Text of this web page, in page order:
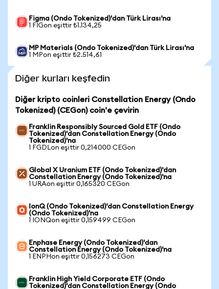
Figma (Ondo Tokenized)'dan Türk Lirası'na
1 FIGon eşittir ₺1.134,25
MP Materials (Ondo Tokenized)'dan Türk Lirası'na
1 MPon eşittir ₺2.514,61
Diğer kurları keşfedin
Diğer kripto coinleri Constellation Energy (Ondo
Tokenized) (CEGon) coin'e çevirin
Franklin Responsibly Sourced Gold ETF (Ondo
Tokenized)'dan Constellation Energy (Ondo
Tokenized)'na
1 FGDLon eşittir 0,214000 CEGon
Global X Uranium ETF (Ondo Tokenized)'dan
Constellation Energy (Ondo Tokenized)'na
1 URAon eşittir 0,165320 CEGon
IonQ (Ondo Tokenized)'dan Constellation Energy
(Ondo Tokenized)'na
1 IONQon eşittir 0,159499 CEGon
Enphase Energy (Ondo Tokenized)'dan
Constellation Energy (Ondo Tokenized)'na
1 ENPHon eşittir 0,156273 CEGon
Franklin High Yield Corporate ETF (Ondo
Tokenized)'dan Constellation Energy (Ondo